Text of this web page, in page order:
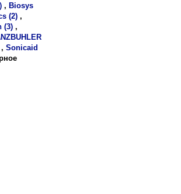
, Biosys
(2) ,
(3) ,
, Sonicaid